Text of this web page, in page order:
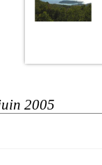
2005